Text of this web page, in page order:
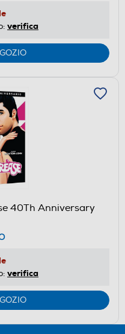
verifica
40Th Anniversary
verifica